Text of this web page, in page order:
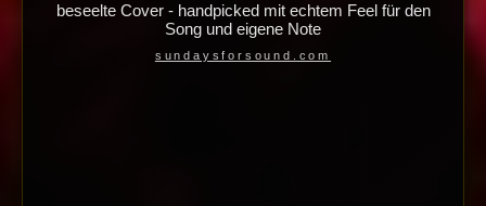
beseelte Cover - handpicked mit echtem Feel für den
Song und eigene Note
sundaysforsound.com